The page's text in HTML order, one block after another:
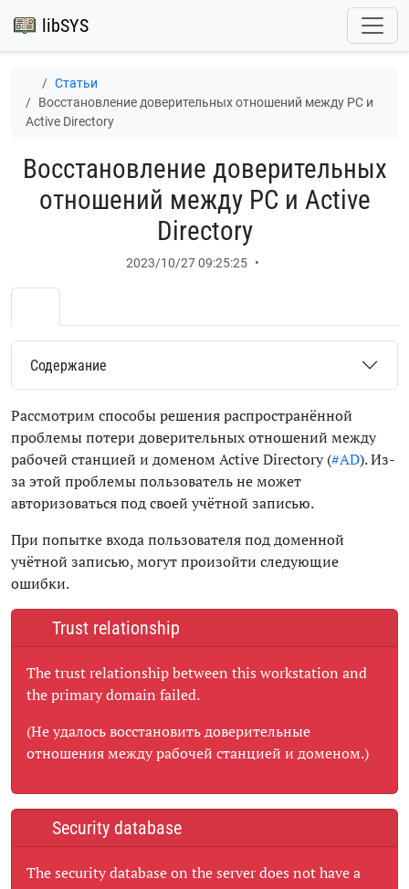
libSYS
Статьи
Восстановление доверительных отношений между PC и
Active Directory
Восстановление доверительных
отношений между PC и Active
Directory
2023/10/27 09:25:25 •
Содержание
Рассмотрим способы решения распространённой
проблемы потери доверительных отношений между
рабочей станцией и доменом Active Directory (#AD). Из-
за этой проблемы пользователь не может
авторизоваться под своей учётной записью.
При попытке входа пользователя под доменной
учётной записью, могут произойти следующие
ошибки.
Trust relationship
The trust relationship between this workstation and
the primary domain failed.
(Не удалось восстановить доверительные
отношения между рабочей станцией и доменом.)
Security database
The security database on the server does not have a